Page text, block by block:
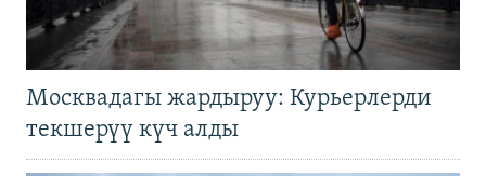
Москвадагы жардыруу: Курьерлерди
текшерүү күч алды